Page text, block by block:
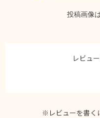
投稿画像
レビュ
※レビューを書く